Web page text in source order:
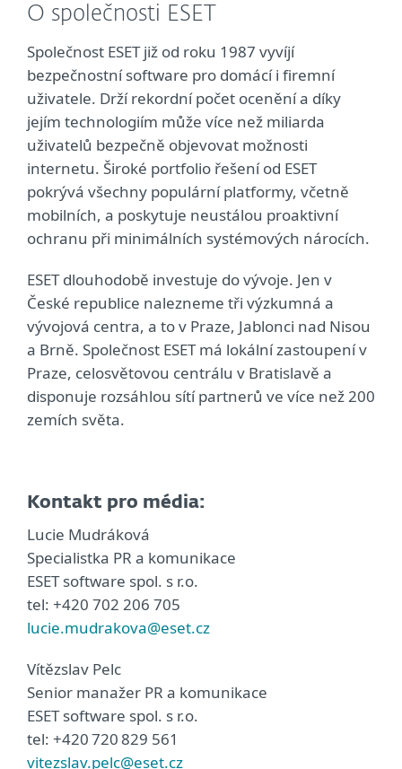
O společnosti ESET
Společnost ESET již od roku 1987 vyvíjí
bezpečnostní software pro domácí i firemní
uživatele. Drží rekordní počet ocenění a díky
jejím technologiím může více než miliarda
uživatelů bezpečně objevovat možnosti
internetu. Široké portfolio řešení od ESET
pokrývá všechny populární platformy, včetně
mobilních, a poskytuje neustálou proaktivní
ochranu při minimálních systémových nárocích.
ESET dlouhodobě investuje do vývoje. Jen v
České republice nalezneme tři výzkumná a
vývojová centra, a to v Praze, Jablonci nad Nisou
a Brně. Společnost ESET má lokální zastoupení v
Praze, celosvětovou centrálu v Bratislavě a
disponuje rozsáhlou sítí partnerů ve více než 200
zemích světa.
Kontakt pro média:
Lucie Mudráková
Specialistka PR a komunikace
ESET software spol. s r.o.
tel: +420 702 206 705
lucie.mudrakova@eset.cz
Vítězslav Pelc
Senior manažer PR a komunikace
ESET software spol. s r.o.
tel: +420 720 829 561
vitezslav.pelc@eset.cz